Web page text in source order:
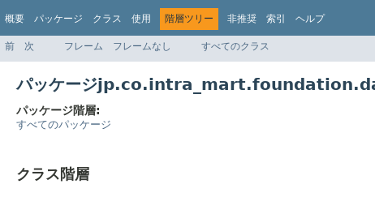
概要 パッケージ クラス 使用 階層ツリー 非推奨 索引 ヘルプ
前 次 フレーム フレームなし すべてのクラス
パッケージ
パッケージ階層:
すべてのパッケージ
クラス階層